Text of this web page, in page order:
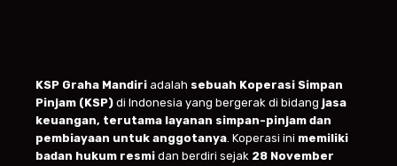
KSP Graha Mandiri adalah sebuah Koperasi Simpan
Pinjam (KSP) di Indonesia yang bergerak di bidang jasa
keuangan, terutama layanan simpan-pinjam dan
pembiayaan untuk anggotanya. Koperasi ini memiliki
badan hukum resmi dan berdiri sejak 28 November